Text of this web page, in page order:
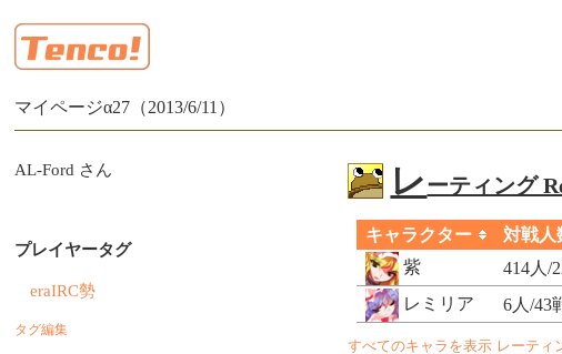
マイページα27（2013/6/11）
レーティング
キャラクター 対戦人
紫 414人/
レミリア 6人/43
すべてのキャラを表示 レーティ
AL-Ford さん
プレイヤータグ
eraIRC勢
タグ編集